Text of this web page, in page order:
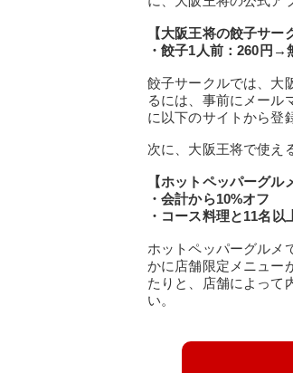
【大阪王将の餃子サー
・餃子1人前：260円→
餃子サークルでは、大
るには、事前にメール
に以下のサイトから登
次に、大阪王将で使え
【ホットペッパーグル
・会計から10%オフ
・コース料理と11名
ホットペッパーグルメ
かに店舗限定メニュー
たりと、店舗によって
い。